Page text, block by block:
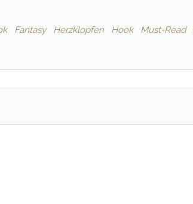
Fantasy Herzklopfen Hook Must-Read